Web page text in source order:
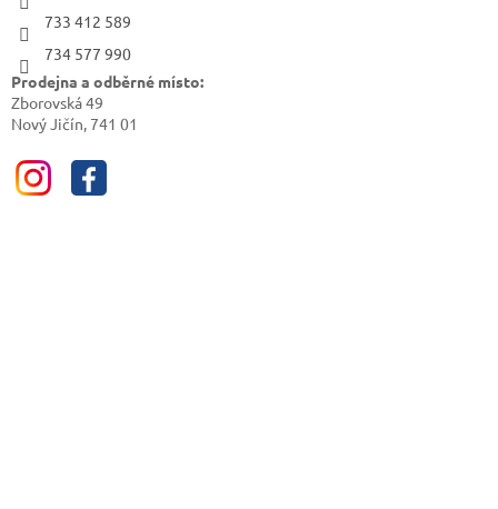
733 412 589
734 577 990
Prodejna a odběrné místo:
Zborovská 49
Nový Jičín, 741 01